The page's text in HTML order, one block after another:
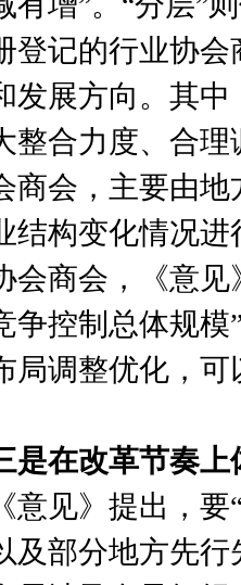
登记的行业协
发展方向。其
整合力度、合
商会，主要由
结构变化情况
会商会，《意见
争控制总体规模
局调整优化，
是在改革节奏上
《意见》提出，
及部分地方先